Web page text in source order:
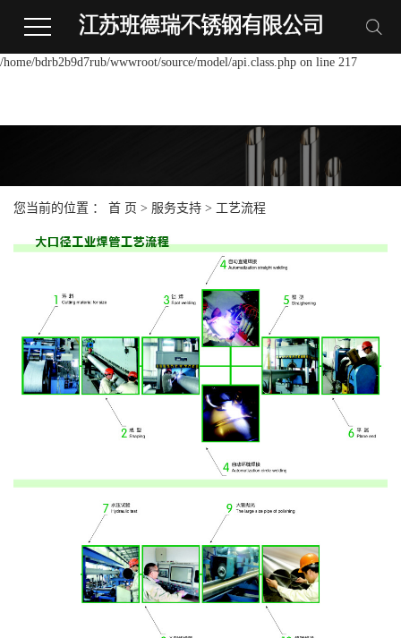
file_put_contents(/home/bdrb2b9d7rub/wwwroot/source/cache/
/home/bdrb2b9d7rub/wwwroot/source/model/api.class.php on line 217
您当前的位置 ： 首 页 > 服务支持 > 工艺流程